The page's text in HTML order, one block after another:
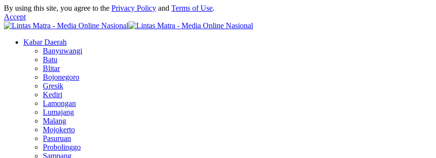
By using this site, you agree to the Privacy Policy and Terms of Use.
Accept
Kabar Daerah
Banyuwangi
Batu
Blitar
Bojonegoro
Gresik
Kediri
Lamongan
Lumajang
Malang
Mojokerto
Pasuruan
Probolinggo
Sampang